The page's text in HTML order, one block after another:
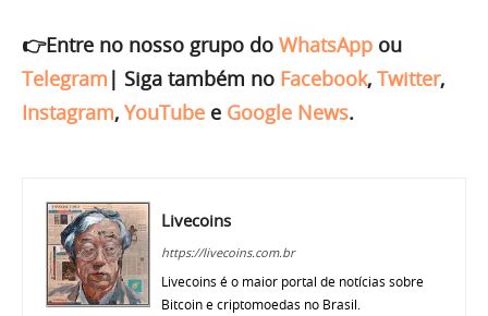
👉Entre no nosso grupo do WhatsApp ou
Telegram | Siga também no Facebook, Twitter,
Instagram, YouTube e Google News.
Livecoins
https://livecoins.com.br
Livecoins é o maior portal de notícias sobre
Bitcoin e criptomoedas no Brasil.